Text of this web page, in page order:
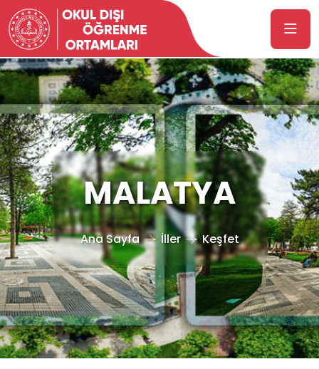
MALATYA
Ana Sayfa İller Keşfet